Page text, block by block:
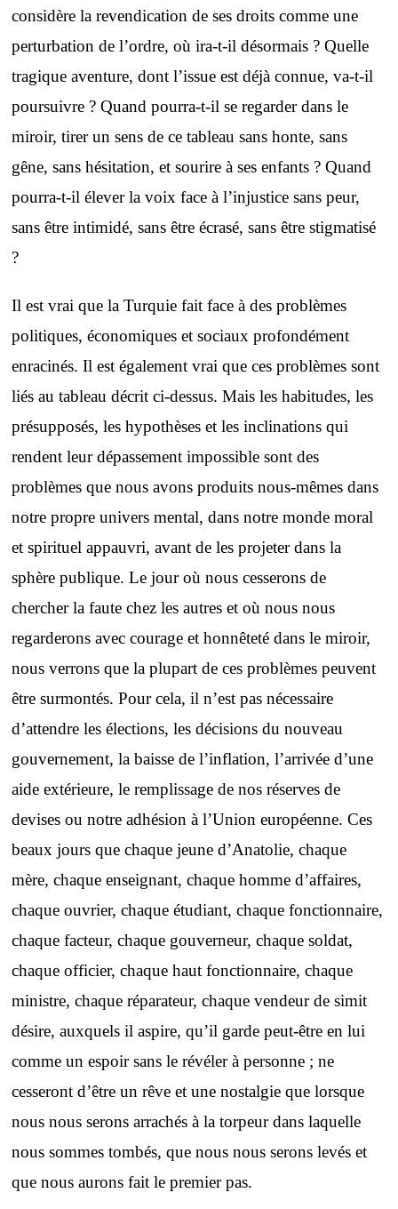
considère la revendication de ses droits comme une
perturbation de l’ordre, où ira-t-il désormais ? Quelle
tragique aventure, dont l’issue est déjà connue, va-t-il
poursuivre ? Quand pourra-t-il se regarder dans le
miroir, tirer un sens de ce tableau sans honte, sans
gêne, sans hésitation, et sourire à ses enfants ? Quand
pourra-t-il élever la voix face à l’injustice sans peur,
sans être intimidé, sans être écrasé, sans être stigmatisé
?
Il est vrai que la Turquie fait face à des problèmes
politiques, économiques et sociaux profondément
enracinés. Il est également vrai que ces problèmes sont
liés au tableau décrit ci-dessus. Mais les habitudes, les
présupposés, les hypothèses et les inclinations qui
rendent leur dépassement impossible sont des
problèmes que nous avons produits nous-mêmes dans
notre propre univers mental, dans notre monde moral
et spirituel appauvri, avant de les projeter dans la
sphère publique. Le jour où nous cesserons de
chercher la faute chez les autres et où nous nous
regarderons avec courage et honnêteté dans le miroir,
nous verrons que la plupart de ces problèmes peuvent
être surmontés. Pour cela, il n’est pas nécessaire
d’attendre les élections, les décisions du nouveau
gouvernement, la baisse de l’inflation, l’arrivée d’une
aide extérieure, le remplissage de nos réserves de
devises ou notre adhésion à l’Union européenne. Ces
beaux jours que chaque jeune d’Anatolie, chaque
mère, chaque enseignant, chaque homme d’affaires,
chaque ouvrier, chaque étudiant, chaque fonctionnaire,
chaque facteur, chaque gouverneur, chaque soldat,
chaque officier, chaque haut fonctionnaire, chaque
ministre, chaque réparateur, chaque vendeur de simit
désire, auxquels il aspire, qu’il garde peut-être en lui
comme un espoir sans le révéler à personne ; ne
cesseront d’être un rêve et une nostalgie que lorsque
nous nous serons arrachés à la torpeur dans laquelle
nous sommes tombés, que nous nous serons levés et
que nous aurons fait le premier pas.